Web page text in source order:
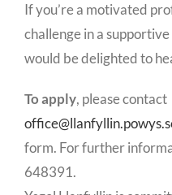
If you’re a motivated
challenge in a
would be delighted to
To apply, please contact
form. For further
648391.